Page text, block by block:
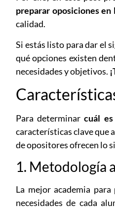
preparar oposiciones en
calidad.
Si estás listo para dar el
qué opciones existen
necesidades y objetivos.
Para determinarcuál
características clave que
de opositores ofrecen lo
1. Metodología
La mejor academia
necesidades de cada